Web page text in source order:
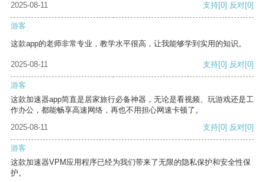
2025-08-11 支持[0] 反对[0]
游客
这款app的老师非常专业，教学水平很高，让我能够学到实用的知识。
2025-08-11 支持[0] 反对[0]
游客
这款加速器app简直是居家旅行必备神器，无论是看视频、玩游戏还是工
作办公，都能畅享高速网络，再也不用担心网速卡顿了。
2025-08-11
支持[0] 反对[0]
游客
这款加速器VPM应用程序已经为我们带来了无限的隐私保护和安全性保
护。